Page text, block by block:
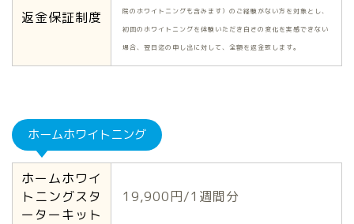
返金保証制度
院のホワイトニングも含みます）のご経験がない方を対象とし、
初回のホワイトニングを体験いただき白さの変化を実感できない
場合、翌日迄の申し出に対して、全額を返金致します。
ホームホワイトニング
ホームホワイ
トニングスタ
ーターキット
19,900円/1週間分